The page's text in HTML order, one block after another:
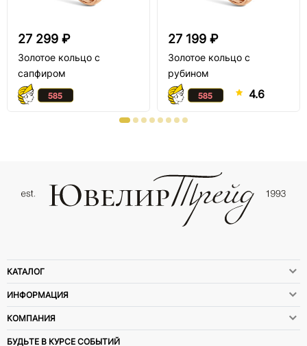
27 299 ₽
Золотое кольцо с
сапфиром
27 199 ₽
Золотое кольцо с
рубином
4.6
КАТАЛОГ
ИНФОРМАЦИЯ
КОМПАНИЯ
БУДЬТЕ В КУРСЕ СОБЫТИЙ